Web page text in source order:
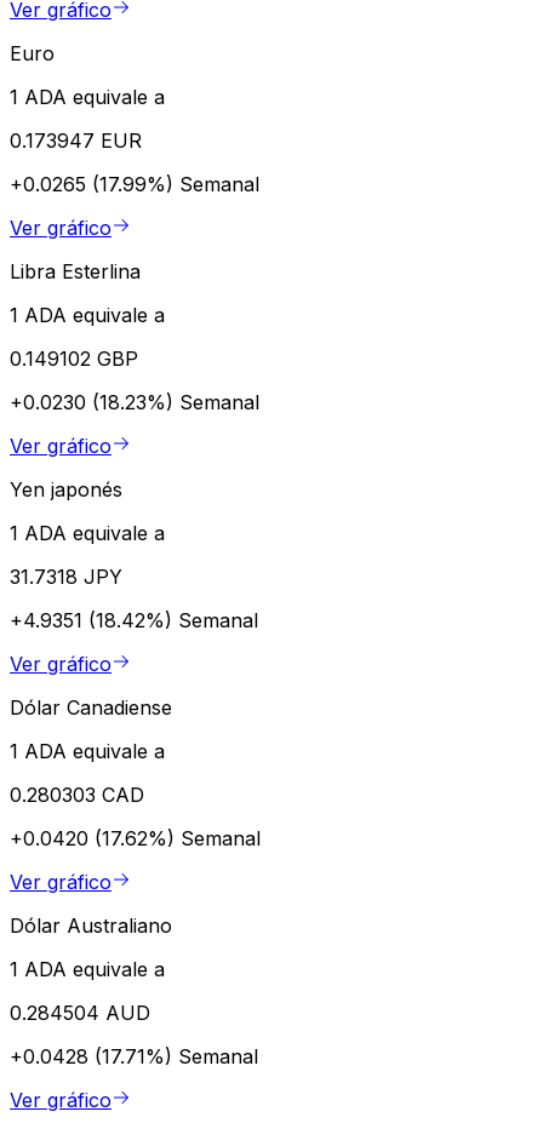
Ver gráfico
Euro
1 ADA equivale a
0.173947 EUR
+0.0265 (17.99%) Semanal
Ver gráfico
Libra Esterlina
1 ADA equivale a
0.149102 GBP
+0.0230 (18.23%) Semanal
Ver gráfico
Yen japonés
1 ADA equivale a
31.7318 JPY
+4.9351 (18.42%) Semanal
Ver gráfico
Dólar Canadiense
1 ADA equivale a
0.280303 CAD
+0.0420 (17.62%) Semanal
Ver gráfico
Dólar Australiano
1 ADA equivale a
0.284504 AUD
+0.0428 (17.71%) Semanal
Ver gráfico